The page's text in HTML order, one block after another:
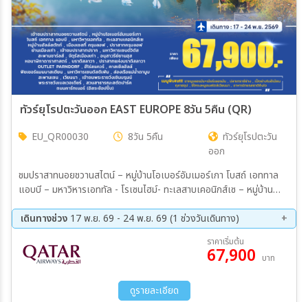
ทัวร์ยุโรปตะวันออก EAST EUROPE 8วัน 5คืน (QR)
EU_QR00030 8วัน 5คืน
ทัวร์ยุโรปตะวัน
ออก
ชมปราสาทนอยชวานสไตน์ – หมู่บ้านโอเบอร์อัมเมอร์เกา โบสถ์ เอททาล
แอบบี – มหาวิหารเอททัล - โรเซนไฮม์- ทะเลสาบเคอนิกส์เซ – หมู่บ้าน
ชมปราสาทปราก – มหาวิหารเซนต์วิตัส – สะพานชาร์ลส์ - จัตุรัสเมืองเก่า
– อนุสาวรีย์ยานฮุส – หอนาฬิกาดาราศาสตร์– ปราสาทแห่งบราติสลาวา
เดินทางช่วง 17 พ.ย. 69 - 24 พ.ย. 69 (1 ช่วงวันเดินทาง)
ราคาเริ่มต้น
67,900 บาท
ดูรายละเอียด